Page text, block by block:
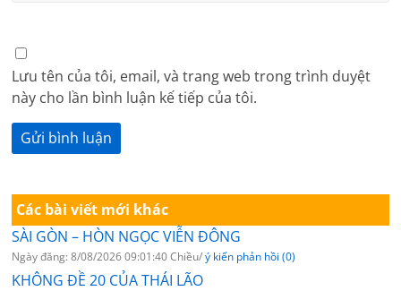
Lưu tên của tôi, email, và trang web trong trình duyệt
này cho lần bình luận kế tiếp của tôi.
Các bài viết mới khác
SÀI GÒN – HÒN NGỌC VIỄN ĐÔNG
Ngày đăng: 8/08/2026 09:01:40 Chiều/ý kiến phản hồi (0)
KHÔNG ĐỀ 20 CỦA THÁI LÃO